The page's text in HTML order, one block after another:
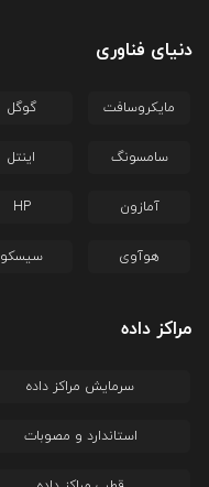
دنیای فناوری
مایکروسافت گوگل
سامسونگ اینتل
آمازون HP
هوآوی سیسکو
مراکز داده
سرمایش مراکز داده
استاندارد و مصوبات